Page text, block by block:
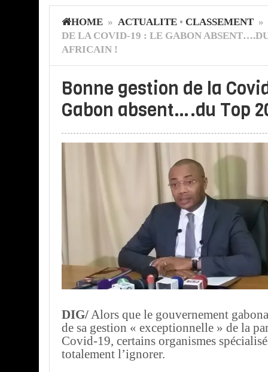
HOME » ACTUALITE • CLASSEMENT »
DE LA COVID-19 : LE GABON
AFRICAIN !
Bonne gestion de la
Gabon absent….du Top
DIG/ Alors que le gouvernement
de sa gestion « exceptionnelle » de la
Covid-19, certains organismes
totalement l’ignorer.